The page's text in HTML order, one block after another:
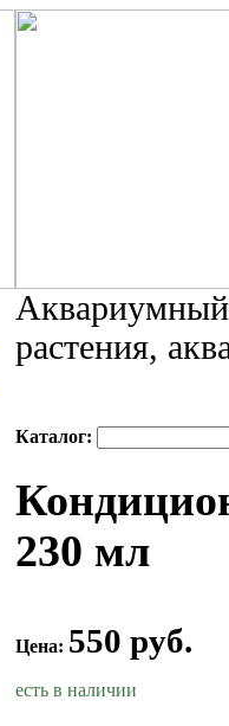
растения,
Каталог:
230 мл
Цена: 550 руб.
есть в наличии